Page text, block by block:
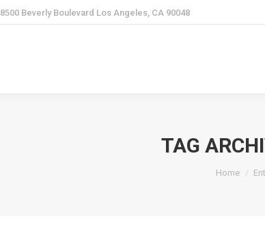
8500 Beverly Boulevard Los Angeles, CA 90048
TAG
You are
Home